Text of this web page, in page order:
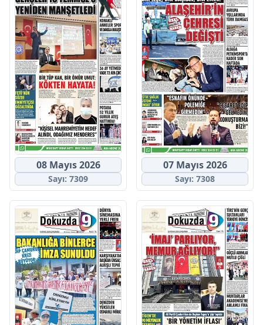
08 Mayıs 2026
Sayı: 7309
07 Mayıs 2026
Sayı: 7308